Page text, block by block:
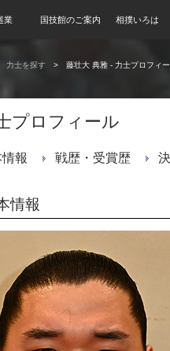
業 国技館のご案内 相撲いろは
力士を探す 藤壮大 典雅 - 力士プロフィ
プロフィール
報 戦歴・受賞歴
情報